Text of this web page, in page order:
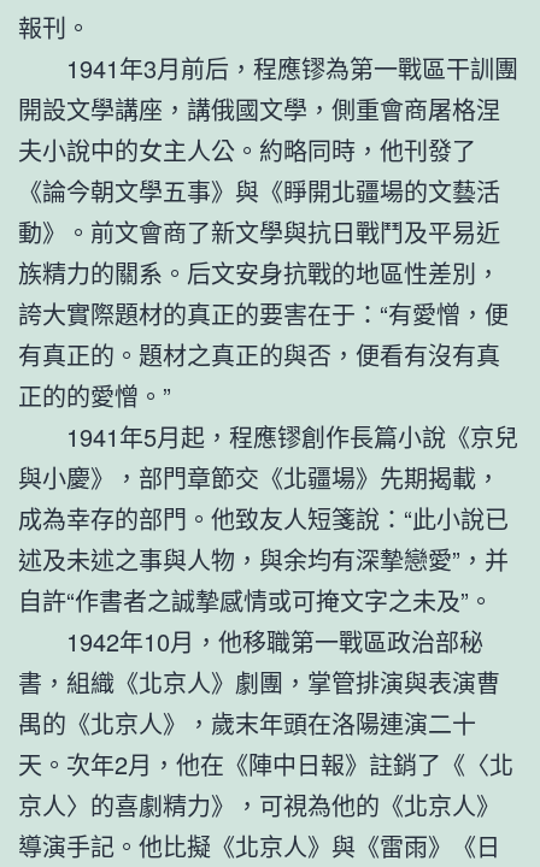
報刊。
1941年3月前后，程應镠為第一戰區干訓團
開設文學講座，講俄國文學，側重會商屠格涅
夫小說中的女主人公。約略同時，他刊發了
《論今朝文學五事》與《睜開北疆場的文藝活
動》。前文會商了新文學與抗日戰鬥及平易近
族精力的關系。后文安身抗戰的地區性差別，
誇大實際題材的真正的要害在于：“有愛憎，便
有真正的。題材之真正的與否，便看有沒有真
正的的愛憎。”
1941年5月起，程應镠創作長篇小說《京兒
與小慶》，部門章節交《北疆場》先期揭載，
成為幸存的部門。他致友人短箋說：“此小說已
述及未述之事與人物，與余均有深摯戀愛”，并
自許“作書者之誠摯感情或可掩文字之未及”。
1942年10月，他移職第一戰區政治部秘
書，組織《北京人》劇團，掌管排演與表演曹
禺的《北京人》，歲末年頭在洛陽連演二十
天。次年2月，他在《陣中日報》註銷了《〈北
京人〉的喜劇精力》，可視為他的《北京人》
導演手記。他比擬《北京人》與《雷雨》《日